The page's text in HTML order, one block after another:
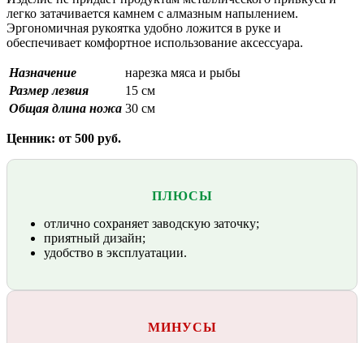
легко затачивается камнем с алмазным напылением.
Эргономичная рукоятка удобно ложится в руке и
обеспечивает комфортное использование аксессуара.
Назначение
нарезка мяса и рыбы
Размер лезвия
15 см
Общая длина ножа 30 см
Ценник: от 500 руб.
ПЛЮСЫ
отлично сохраняет заводскую заточку;
приятный дизайн;
удобство в эксплуатации.
МИНУСЫ